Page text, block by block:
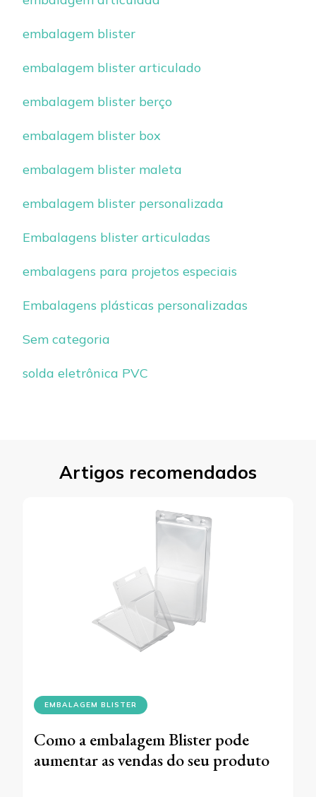
embalagem blister
embalagem blister articulado
embalagem blister berço
embalagem blister box
embalagem blister maleta
embalagem blister personalizada
Embalagens blister articuladas
embalagens para projetos especiais
Embalagens plásticas personalizadas
Sem categoria
solda eletrônica PVC
Artigos recomendados
EMBALAGEM BLISTER
Como a embalagem Blister pode
aumentar as vendas do seu produto